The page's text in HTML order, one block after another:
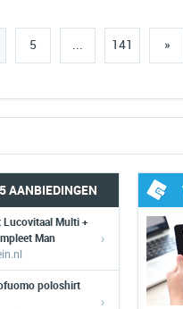
5 ... 141 »
AANBIEDINGEN
Lucovitaal Multi +
Man
›
poloshirt
›